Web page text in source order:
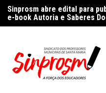
para
o
Sinprosm abre edital para
e-book Autoria e Saberes